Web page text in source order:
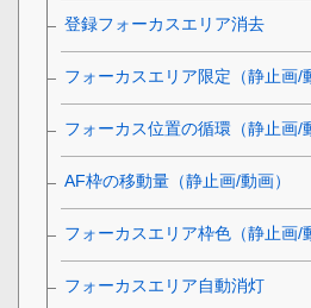
登録フォーカスエリア消去
フォーカスエリア限定 （静止画/
フォーカス位置の循環 （静止画/
AF枠の移動量 （静止画/動画）
フォーカスエリア枠色 （静止画/
フォーカスエリア自動消灯